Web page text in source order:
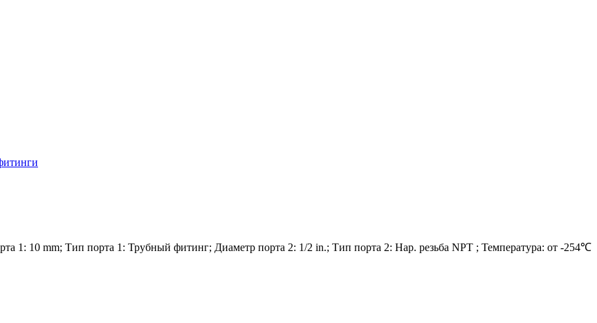
1: 10 mm; Тип порта 1: Трубный фитинг; Диаметр порта 2: 1/2 in.; Тип порта 2: Нар. резьба NPT ; Температура: от -254℃